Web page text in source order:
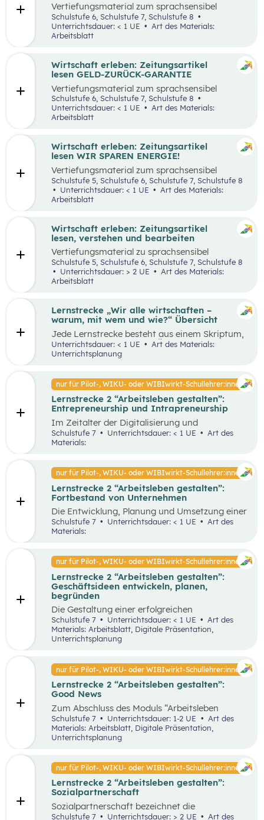
Vertiefungsmaterial zum sprachsensibel
aufbereiteten Zeitungsartikel “Klimasünder
Mode”.
Schulstufe 6, Schulstufe 7, Schulstufe 8
Unterrichtsdauer: < 1 UE
Arbeitsblatt
Wirtschaft erleben: Zeitungsartikel
lesen GELD-ZURÜCK-GARANTIE
Vertiefungsmaterial zum sprachsensibel
aufbereiteten Zeitungsartikel “Reich werden
mit Geld-zurück-Garantie?”.
Schulstufe 6, Schulstufe 7, Schulstufe 8
Unterrichtsdauer: < 1 UE
Art des Materials:
Arbeitsblatt
Wirtschaft erleben: Zeitungsartikel
lesen WIR SPAREN ENERGIE!
Vertiefungsmaterial zum sprachsensibel
aufbereiteten Zeitungsartikel “Wir sparen
Energie”.
Schulstufe 5, Schulstufe 6, Schulstufe 7, Schulstufe 8
Unterrichtsdauer: < 1 UE
Arbeitsblatt
Wirtschaft erleben: Zeitungsartikel
lesen, verstehen und bearbeiten
Vertiefungsmaterial zu sprachsensibel
aufbereiteten Zeitungsartikeln.
Schulstufe 5, Schulstufe 6, Schulstufe 7, Schulstufe 8
Unterrichtsdauer: > 2 UE
Art des Materials:
Arbeitsblatt
Lernstrecke „Wir alle wirtschaften –
warum, mit wem und wie?“ Übersicht
Jede Lernstrecke besteht aus einem Skriptum,
welches dazu dient einen Überblick über die
jeweilige Lernstrecke zu erhalten. Mit
dem eigenen Unterrichtsgegenstand
Wissen und entwickeln Fähigkeiten,
Einstellungen und Verhaltensbereitschaften, die
sie in ökonomisch geprägten Lebenssituationen
benötigen. Diese sollen ihnen dabei helfen,
ökonomische Herausforderungen, Aufgaben
und Problemstellungen erkennen, analysieren,
beurteilen und erfolgreich bewältigen zu
können.
Unterrichtsdauer: < 1 UE
Unterrichtsplanung
nur für Pilot-, WIKU- oder WIBIwirkt-Schullehrer:innen
Lernstrecke 2 “Arbeitsleben gestalten”:
Entrepreneurship und Intrapreneurship
Im Zeitalter der Digitalisierung und
Globalisierung sowie der dynamischen
Wirtschaft ist es von großer Bedeutung,
organisatorischer Ebene. Um als Unternehmen
am Markt überleben und erfolgreich zu sein,
benötigt es Entrepreneur:innen und
Intrapreneur:innen, die über bestimmte
Eigenschaften verfügen. Diese spielen eine
große Rolle in unserer Gesellschaft, indem sie
Arbeitsplätze schaffen, Innovationen
voranbringen und das wirtschaftliche
widmet sich insbesondere den Eigenschaften
von Entrepreneur:innen und
Intrapreneur:innen.
Schulstufe 7 Unterrichtsdauer: < 1 UE
Materials:
nur für Pilot-, WIKU- oder WIBIwirkt-Schullehrer:innen
Lernstrecke 2 “Arbeitsleben gestalten”:
Fortbestand von Unternehmen
Die Entwicklung, Planung und Umsetzung einer
guten Geschäftsidee ist lediglich der Anfang
eines erfolgreichen Unternehmens. Die
Faktoren ab. Demzufolge wird in diesem
Unterrichtsszenario auf entscheidende
Kriterien für das langfristige Bestehen von
Unternehmen näher eingegangen.
Schulstufe 7 Unterrichtsdauer: < 1 UE
Materials:
nur für Pilot-, WIKU- oder WIBIwirkt-Schullehrer:innen
Lernstrecke 2 “Arbeitsleben gestalten”:
Geschäftsideen entwickeln, planen,
begründen
Die Gestaltung einer erfolgreichen
Geschäftsidee ist der erste Schritt in die
Selbstständigkeit und die Basis für ein
erfolgreiches Unternehmen. In diesem
erfolgreiches Unternehmen analysiert. Des
Weiteren wird auf die Motive für die Gründung
von Unternehmen näher eingegangen.
Schulstufe 7 Unterrichtsdauer: < 1 UE
Art des
Materials: Arbeitsblatt, Digitale Präsentation,
Unterrichtsplanung
nur für Pilot-, WIKU- oder WIBIwirkt-Schullehrer:innen
Lernstrecke 2 “Arbeitsleben gestalten”:
Good News
Zum Abschluss des Moduls “Arbeitsleben
gestalten” ist es wichtig, dass die Schüler:innen
sich mit positiven Nachrichten und Beispielen
auseinandersetzen, um nicht von den
Herausforderungen der Arbeitswelt überwältigt
sollen die Schüler:innen nochmals den Bereich
Entrepreneurship anhand einer sehr
erfolgreichen Unternehmensgründung (Zotter)
erarbeiten. Dies soll dabei helfen, dass komplexe
Thema für die Schüler:innen stärker zu
vertiefen.
Schulstufe 7 Unterrichtsdauer: 1-2 UE
Materials: Arbeitsblatt, Digitale Präsentation,
Unterrichtsplanung
nur für Pilot-, WIKU- oder WIBIwirkt-Schullehrer:innen
Lernstrecke 2 “Arbeitsleben gestalten”:
Sozialpartnerschaft
Sozialpartnerschaft bezeichnet die
Zusammenarbeit zwischen Arbeitgeber:innen
Schulstufe 7 Unterrichtsdauer: > 2 UE